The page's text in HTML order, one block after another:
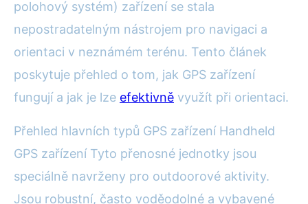
polohový systém) zařízení se stala
nepostradatelným nástrojem pro navigaci a
orientaci v neznámém terénu. Tento článek
poskytuje přehled o tom, jak GPS zařízení
fungují a jak je lze efektivně využít při orientaci.
Přehled hlavních typů GPS zařízení Handheld
GPS zařízení Tyto přenosné jednotky jsou
speciálně navrženy pro outdoorové aktivity.
Jsou robustní, často voděodolné a vybavené